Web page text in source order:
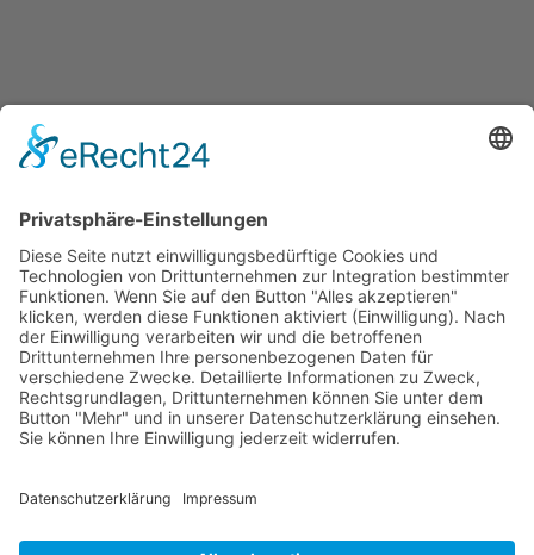
Jetzt teilen
Facebook Twitter
Pinterest WhatsApp Telegram
XING Email